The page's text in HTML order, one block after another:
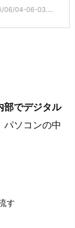
06/04-06-03....
部でデジタル
パソコンの中
す